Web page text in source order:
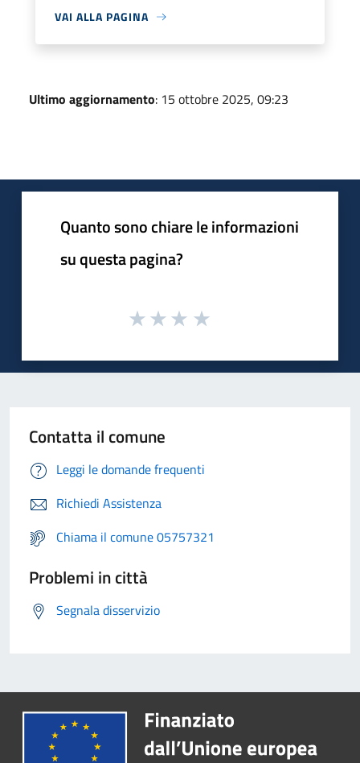
VAI ALLA PAGINA
Ultimo aggiornamento: 15 ottobre 2025, 09:23
Quanto sono chiare le informazioni
su questa pagina?
Contatta il comune
Leggi le domande frequenti
Richiedi Assistenza
Chiama il comune 05757321
Problemi in città
Segnala disservizio